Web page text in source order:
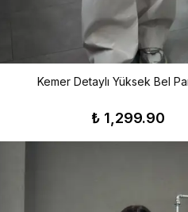
Kemer Detaylı Yüksek Bel
₺ 1,299.90